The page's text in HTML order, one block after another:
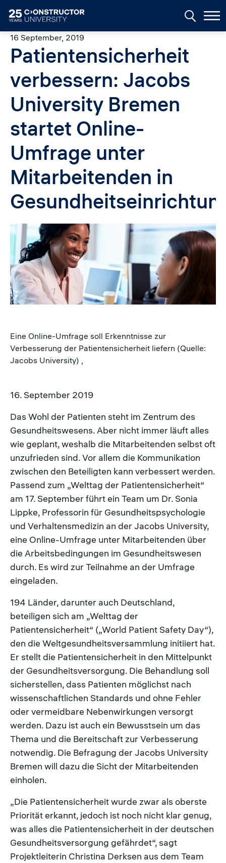
16 September, 2019
Patientensicherheit
verbessern: Jacobs
University Bremen
startet Online-
Umfrage unter
Mitarbeitenden in
Image
Eine Online-Umfrage soll Erkenntnisse zur
Verbesserung der Patientensicherheit liefern (Quelle:
Jacobs University) ,
16. September 2019
Das Wohl der Patienten steht im Zentrum des
Gesundheitswesens. Aber nicht immer läuft alles
wie geplant, weshalb die Mitarbeitenden selbst oft
unzufrieden sind. Vor allem die Kommunikation
zwischen den Beteiligten kann verbessert werden.
Passend zum „Welttag der Patientensicherheit“
am 17. September führt ein Team um Dr. Sonia
Lippke, Professorin für Gesundheitspsychologie
und Verhaltensmedizin an der Jacobs University,
eine Online-Umfrage unter Mitarbeitenden über
die Arbeitsbedingungen im Gesundheitswesen
durch. Es wird zur Teilnahme an der Umfrage
eingeladen.
194 Länder, darunter auch Deutschland,
beteiligen sich am „Welttag der
Patientensicherheit“ („World Patient Safety Day“),
den die Weltgesundheitsversammlung initiiert hat.
Er stellt die Patientensicherheit in den Mittelpunkt
der Gesundheitsversorgung. Die Behandlung soll
sicherstellen, dass Patienten möglichst nach
wissenschaftlichen Standards und ohne Fehler
oder vermeidbare Nebenwirkungen versorgt
werden. Dazu ist auch ein Bewusstsein um das
Thema und die Bereitschaft zur Verbesserung
notwendig. Die Befragung der Jacobs University
Bremen will dazu die Sicht der Mitarbeitenden
einholen.
„Die Patientensicherheit wurde zwar als oberste
Priorität erkannt, jedoch ist noch nicht klar genug,
was alles die Patientensicherheit in der deutschen
Gesundheitsversorgung gefährdet“, sagt
Projektleiterin Christina Derksen aus dem Team